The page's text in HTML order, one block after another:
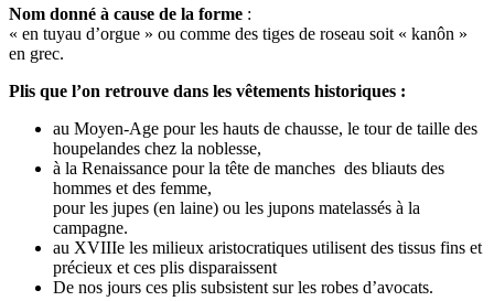
Nom donné à cause de la forme :
« en tuyau d’orgue » ou comme des tiges de roseau soit « kanôn »
en grec.
Plis que l’on retrouve dans les vêtements historiques :
au Moyen-Age pour les hauts de chausse, le tour de taille des
houpelandes chez la noblesse,
à la Renaissance pour la tête de manches des bliauts des
hommes et des femme,
pour les jupes (en laine) ou les jupons matelassés à la
campagne.
au XVIIIe les milieux aristocratiques utilisent des tissus fins et
précieux et ces plis disparaissent
De nos jours ces plis subsistent sur les robes d’avocats.